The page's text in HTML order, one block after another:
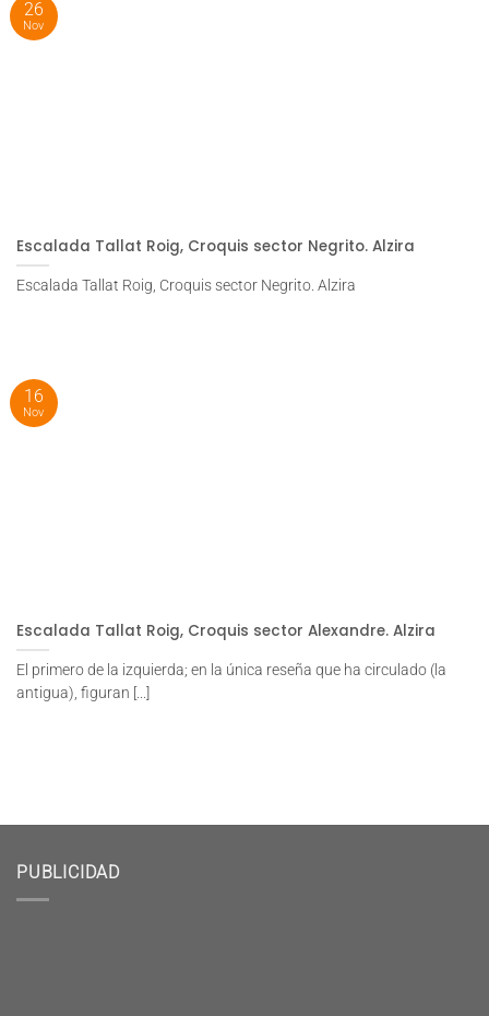
Escalada Tallat Roig, Croquis sector Negrito. Alzira
Escalada Tallat Roig, Croquis sector Negrito. Alzira
26
Nov
Escalada Tallat Roig, Croquis sector Alexandre. Alzira
El primero de la izquierda; en la única reseña que ha circulado (la
antigua), figuran [...]
16
Nov
PUBLICIDAD